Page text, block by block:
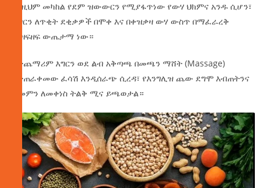
ከነዚህም መካከል የደም ዝውውርን የሚያፋጥነው የውሃ ህክምና አንዱ ሲሆን፣
እግርን ለጥቂት ደቂቃዎች በሞቀ እና በቀዝቃዛ ውሃ ውስጥ በማፈራረቅ
መዘፍዘፍ ውጤታማ ነው።
በተጨማሪም እግርን ወደ ልብ አቅጣጫ በመጫን ማሸት (Massage)
የተጠራቀመው ፈሳሽ እንዲሰራጭ ሲረዳ፣ የእንግሊዝ ጨው ደግሞ እብጠትንና
ህመምን ለመቀነስ ትልቅ ሚና ይጫወታል።